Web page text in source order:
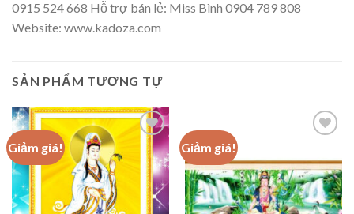
0915 524 668 Hỗ trợ bán lẻ: Miss Bình 0904 789 808
Website: www.kadoza.com
SẢN PHẨM TƯƠNG TỰ
Giảm giá!
Add to
wishlist
Giảm giá!
Add to
wishlist